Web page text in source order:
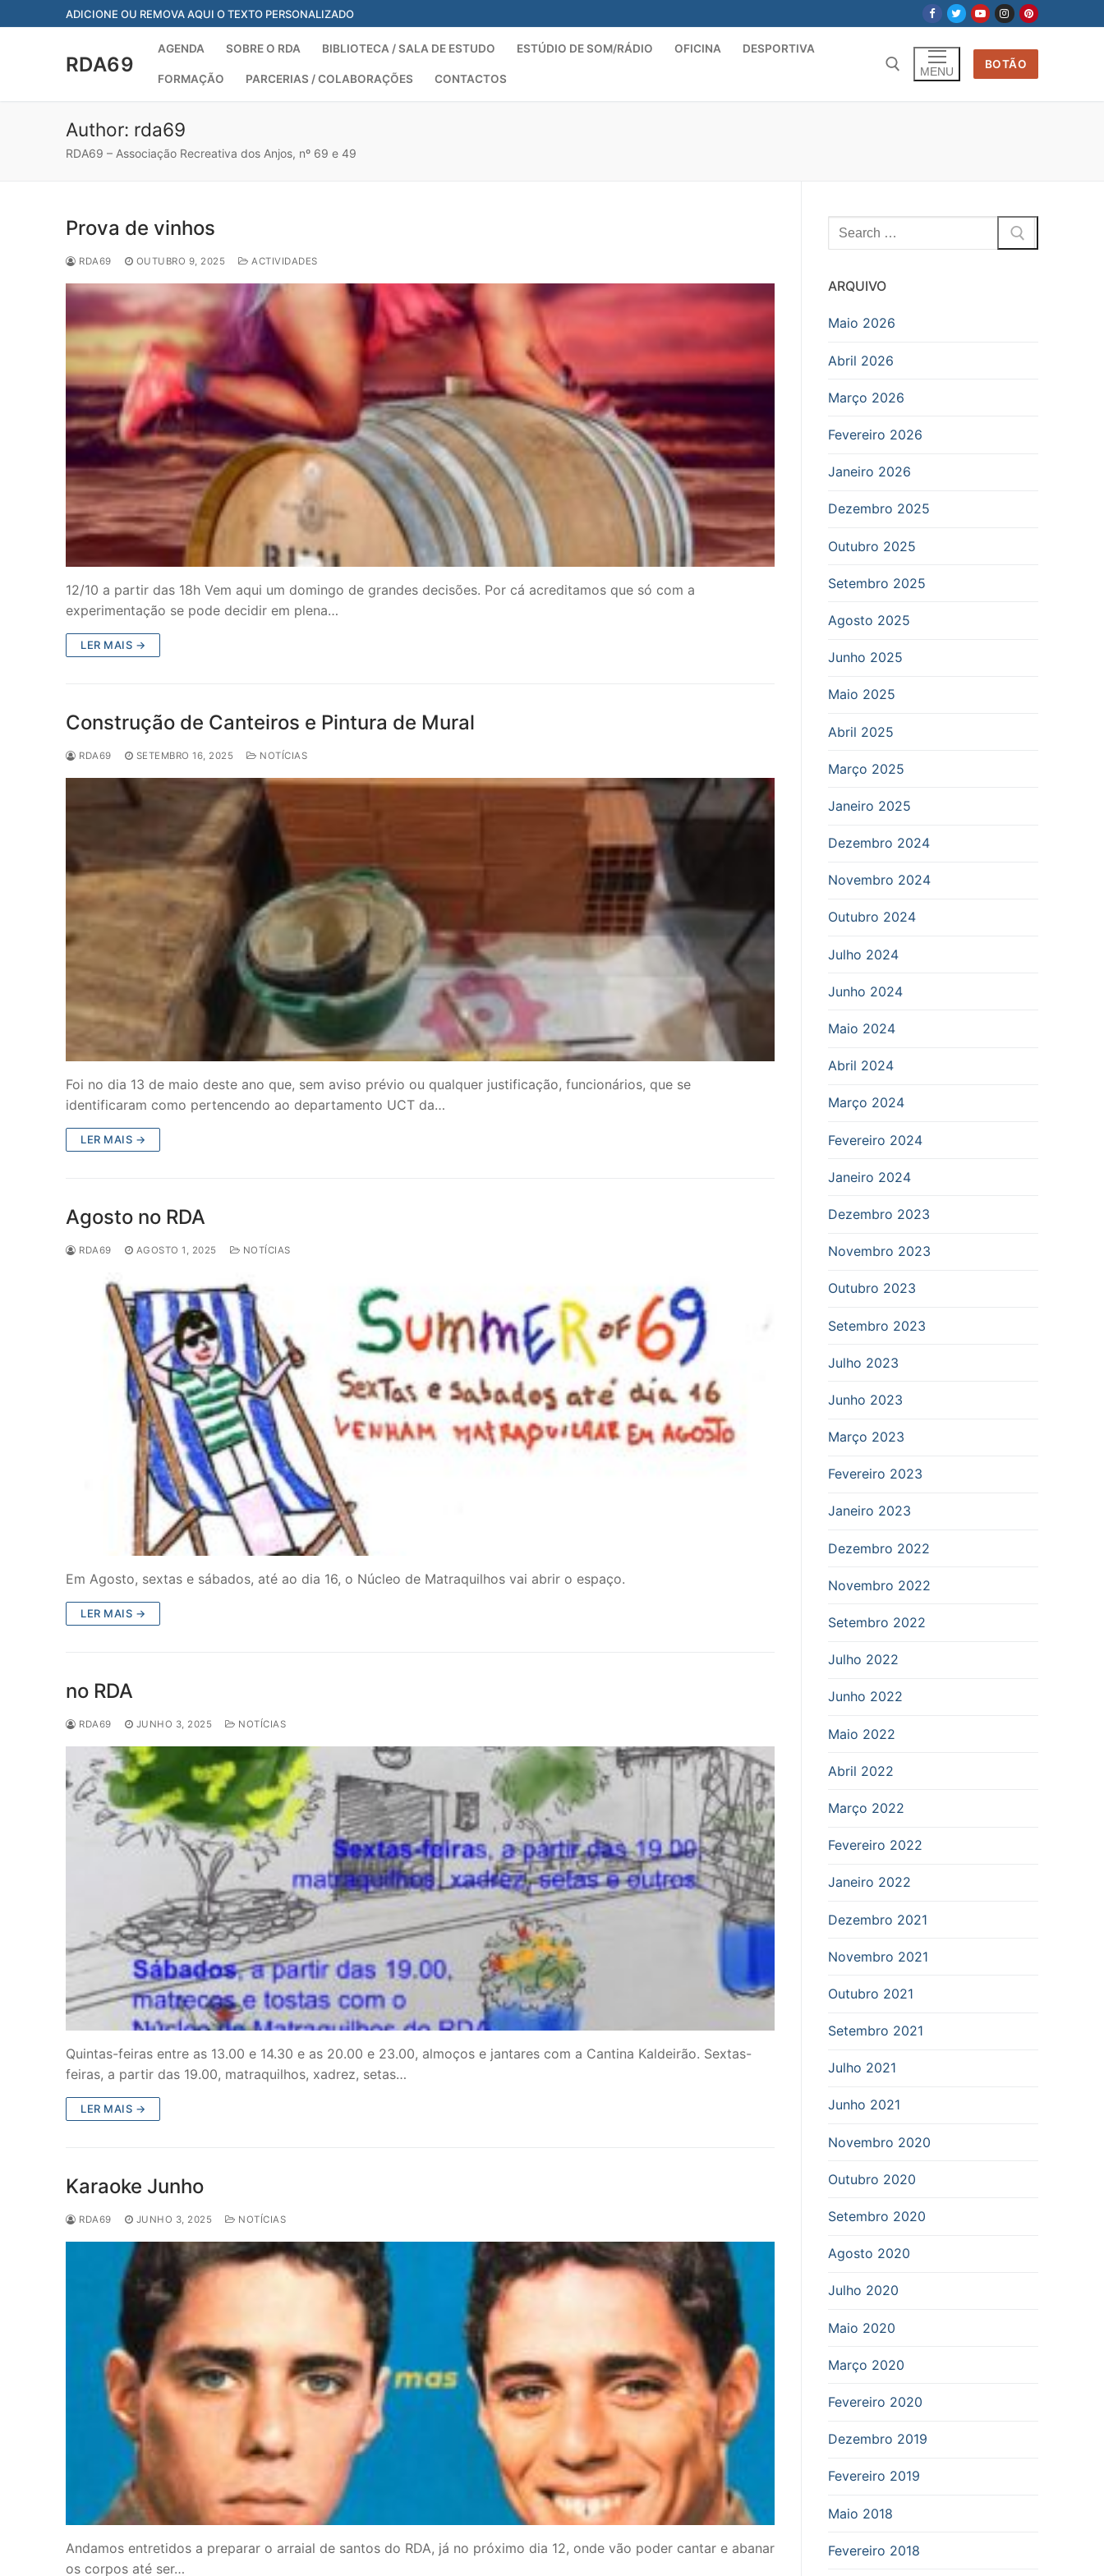
para
ADICIONE OU REMOVA AQUI O TEXTO PERSONALIZADO
RDA69
AGENDA SOBRE O RDA BIBLIOTECA / SALA DE ESTUDO ESTÚDIO DE SOM/RÁDIO OFICINA DESPORTIVA
FORMAÇÃO PARCERIAS / COLABORAÇÕES CONTACTOS
MENU
BOTÃO
Author: rda69
RDA69 – Associação Recreativa dos Anjos, nº 69 e 49
Prova de vinhos
RDA69 OUTUBRO 9, 2025 ACTIVIDADES
12/10 a partir das 18h Vem aqui um domingo de grandes decisões. Por cá acreditamos que só com a
experimentação se pode decidir em plena…
LER MAIS →
Construção de Canteiros e Pintura de Mural
RDA69 SETEMBRO 16, 2025 NOTÍCIAS
Foi no dia 13 de maio deste ano que, sem aviso prévio ou qualquer justificação, funcionários, que se
identificaram como pertencendo ao departamento UCT da…
LER MAIS →
Agosto no RDA
RDA69 AGOSTO 1, 2025 NOTÍCIAS
Em Agosto, sextas e sábados, até ao dia 16, o Núcleo de Matraquilhos vai abrir o espaço.
LER MAIS →
no RDA
RDA69 JUNHO 3, 2025 NOTÍCIAS
Quintas-feiras entre as 13.00 e 14.30 e as 20.00 e 23.00, almoços e jantares com a Cantina Kaldeirão. Sextas-
feiras, a partir das 19.00, matraquilhos, xadrez, setas…
LER MAIS →
Karaoke Junho
RDA69 JUNHO 3, 2025 NOTÍCIAS
Andamos entretidos a preparar o arraial de santos do RDA, já no próximo dia 12, onde vão poder cantar e abanar
os corpos até ser…
Pesquisar
por:
ARQUIVO
Maio 2026
Abril 2026
Março 2026
Fevereiro 2026
Janeiro 2026
Dezembro 2025
Outubro 2025
Setembro 2025
Agosto 2025
Junho 2025
Maio 2025
Abril 2025
Março 2025
Janeiro 2025
Dezembro 2024
Novembro 2024
Outubro 2024
Julho 2024
Junho 2024
Maio 2024
Abril 2024
Março 2024
Fevereiro 2024
Janeiro 2024
Dezembro 2023
Novembro 2023
Outubro 2023
Setembro 2023
Julho 2023
Junho 2023
Março 2023
Fevereiro 2023
Janeiro 2023
Dezembro 2022
Novembro 2022
Setembro 2022
Julho 2022
Junho 2022
Maio 2022
Abril 2022
Março 2022
Fevereiro 2022
Janeiro 2022
Dezembro 2021
Novembro 2021
Outubro 2021
Setembro 2021
Julho 2021
Junho 2021
Novembro 2020
Outubro 2020
Setembro 2020
Agosto 2020
Julho 2020
Maio 2020
Março 2020
Fevereiro 2020
Dezembro 2019
Fevereiro 2019
Maio 2018
Fevereiro 2018